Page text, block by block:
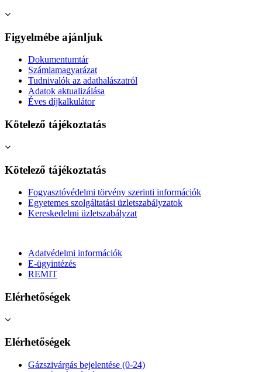
Figyelmébe ajánljuk
Dokumentumtár
Számlamagyarázat
Tudnivalók az adathalászatról
Adatok aktualizálása
Éves díjkalkulátor
Kötelező tájékoztatás
Kötelező tájékoztatás
Fogyasztóvédelmi törvény szerinti információk
Egyetemes szolgáltatási üzletszabályzatok
Kereskedelmi üzletszabályzat
Adatvédelmi információk
E-ügyintézés
REMIT
Elérhetőségek
Elérhetőségek
Gázszivárgás bejelentése (0-24)